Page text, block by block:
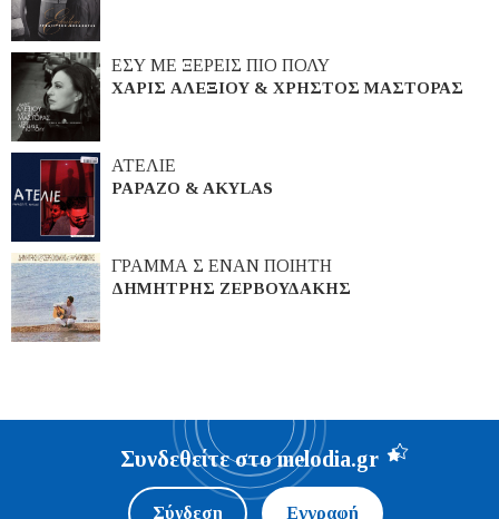
ΕΣΥ ΜΕ ΞΕΡΕΙΣ ΠΙΟ ΠΟΛΥ
ΧΑΡΙΣ ΑΛΕΞΙΟΥ & ΧΡΗΣΤΟΣ ΜΑΣΤΟΡΑΣ
ΑΤΕΛΙΕ
PAPAZO & AKYLAS
ΓΡΑΜΜΑ Σ ΕΝΑΝ ΠΟΙΗΤΗ
ΔΗΜΗΤΡΗΣ ΖΕΡΒΟΥΔΑΚΗΣ
Συνδεθείτε στο melodia.gr
Σύνδεση Εγγραφή